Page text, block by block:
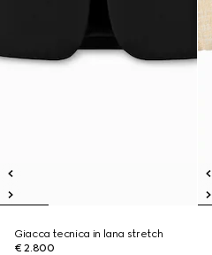
Giacca tecnica in lana stretch
€ 2.800